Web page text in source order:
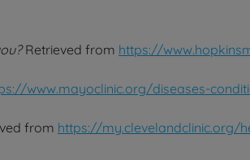
Retrieved from https://
www.mayoclinic.org/diseases-
from https://